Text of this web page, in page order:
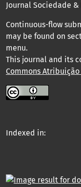
Journal Sociedade &
Continuous-flow
may be found on
menu.
This journal and its
Commons
Indexed in: